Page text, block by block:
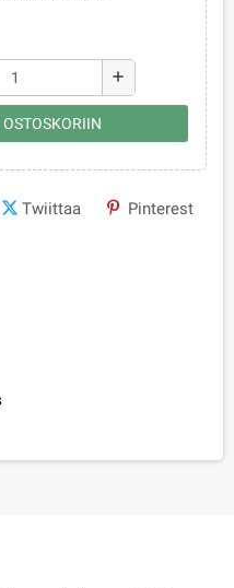
add
OSTOSKORIIN
Twiittaa Pinterest